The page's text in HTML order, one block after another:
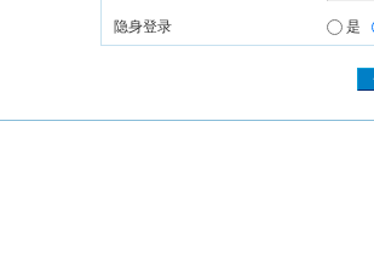
隐身登录 是